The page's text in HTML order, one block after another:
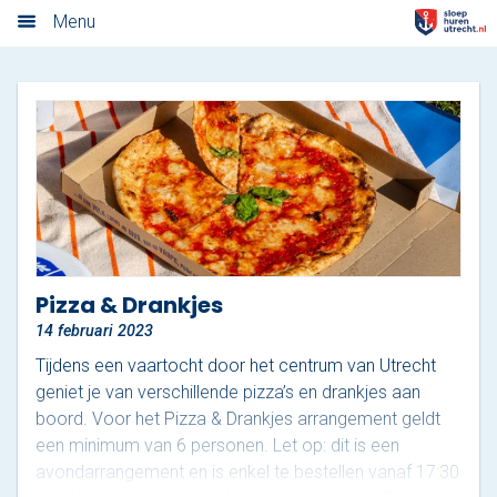
Menu
Nieuwsoverzicht
Tarieven
Rondvaart met schipper
Opstaplocaties
Zelf varen in elektrosloep
Cateringmenu
Arrangementen
Algemene voorwaarden
Pizza & Drankjes
14 februari 2023
Tijdens een vaartocht door het centrum van Utrecht
geniet je van verschillende pizza’s en drankjes aan
boord. Voor het Pizza & Drankjes arrangement geldt
een minimum van 6 personen. Let op: dit is een
avondarrangement en is enkel te bestellen vanaf 17:30